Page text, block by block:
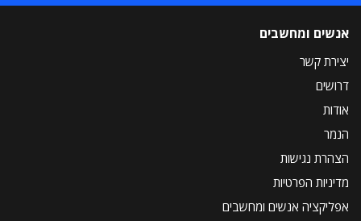
אנשים ומחשבים
יצירת קשר
דרושים
אודות
הנמר
הצהרת נגישות
מדיניות הפרטיות
אפליקציה אנשים ומחשבים